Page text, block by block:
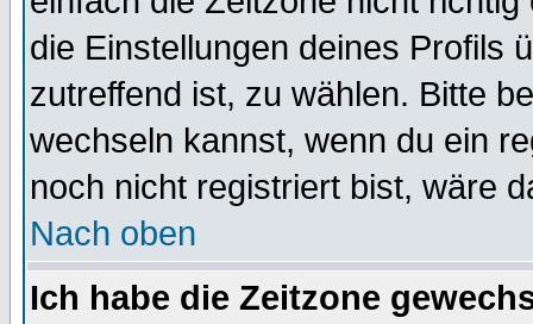
die Einstellungen deines Profils
zutreffend ist, zu wählen. Bitte
wechseln kannst, wenn du ein
noch nicht registriert bist, wäre
Nach oben
Ich habe die Zeitzone